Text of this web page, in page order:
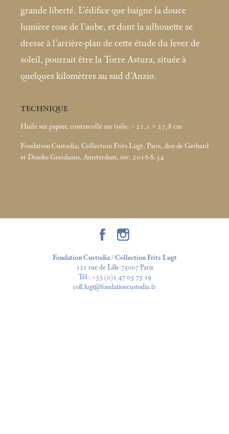
grande liberté. L’édifice que baigne la douce
lumière rose de l’aube, et dont la silhouette se
dresse à l’arrière-plan de cette étude du lever de
soleil, pourrait être la Torre Astura, située à
quelques kilomètres au sud d’Anzio.
TECHNIQUE
Huile sur papier, contrecollé sur toile. – 21,1 × 27,8 cm
Fondation Custodia, Collection Frits Lugt, Paris, don de Gerhard
et Dineke Greidanus, Amsterdam, inv. 2016-S.34
Fondation Custodia / Collection Frits Lugt
121 rue de Lille 75007 Paris
Tél : +33 (0)1 47 05 75 19
coll.lugt@fondationcustodia.fr